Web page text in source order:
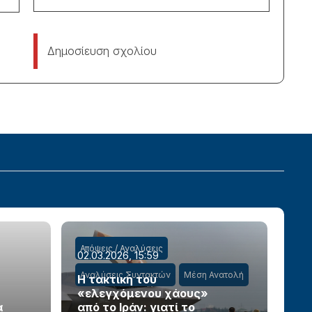
Δημοσίευση σχολίου
Απόψεις / Αναλύσεις
Αναλύσεις Συντακτών Μέση Ανατολή
02.03.2026, 15:59
Η τακτική του
«ελεγχόμενου χάους»
από το Ιράν: γιατί το